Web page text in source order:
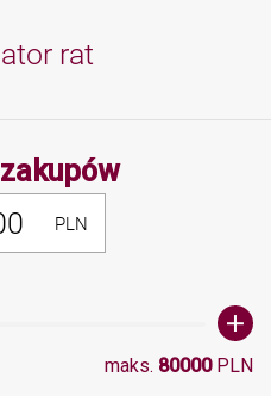
rat
Minimalna
PLN
maks. 80000PLN